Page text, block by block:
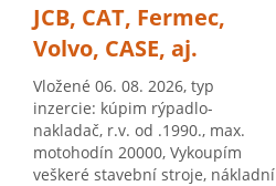
JCB, CAT, Fermec,
Volvo, CASE, aj.
Vložené 06. 08. 2026, typ
inzercie: kúpim rýpadlo-
nakladač, r.v. od .1990., max.
motohodín 20000, Vykoupím
veškeré stavební stroje, nákladní